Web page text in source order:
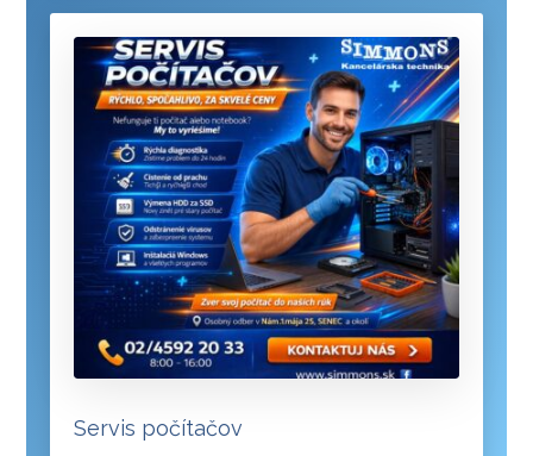
Servis počítačov